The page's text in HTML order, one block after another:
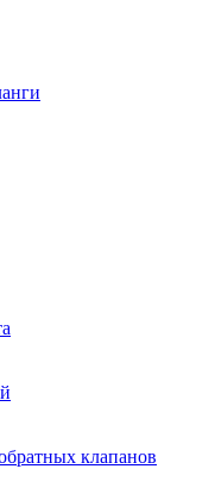
клапанов